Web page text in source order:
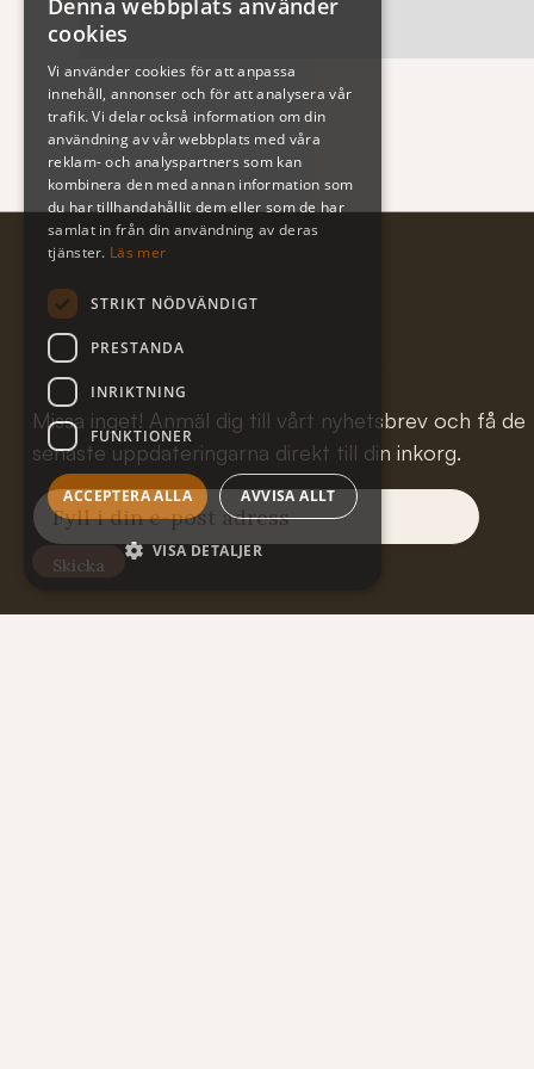
Subscribe to our
Missa inget! Anmäl dig till vårt nyhetsbrev och få de
senaste uppdateringarna direkt till din inkorg.
Denna webbplats använder
cookies
Vi använder cookies för att anpassa
innehåll, annonser och för att analysera vår
trafik. Vi delar också information om din
användning av vår webbplats med våra
reklam- och analyspartners som kan
kombinera den med annan information som
du har tillhandahållit dem eller som de har
samlat in från din användning av deras
tjänster. Läs mer
STRIKT NÖDVÄNDIGT
PRESTANDA
INRIKTNING
FUNKTIONER
ACCEPTERA ALLA AVVISA ALLT
VISA DETALJER